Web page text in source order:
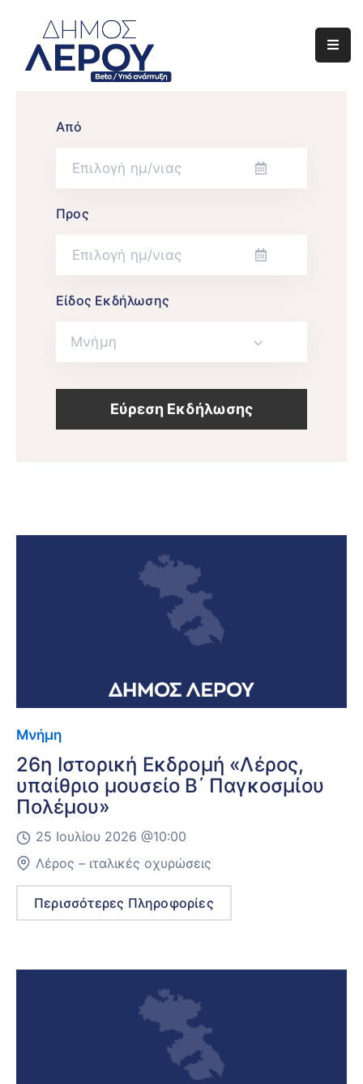
Αρχική
Ενημέρωση
Από
Προς
Είδος Εκδήλωσης
Μνήμη
Μνήμη
26η Ιστορική Εκδρομή «Λέρος,
υπαίθριο μουσείο Β΄ Παγκοσμίου
Πολέμου»
25 Ιουλίου 2026 @10:00
Λέρος – ιταλικές οχυρώσεις
Περισσότερες Πληροφορίες